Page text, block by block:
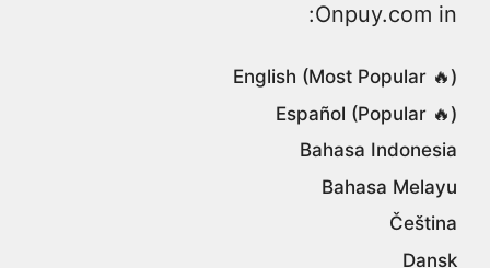
Onpuy.com in:
English (Most Popular 🔥)
Español (Popular 🔥)
Bahasa Indonesia
Bahasa Melayu
Čeština
Dansk